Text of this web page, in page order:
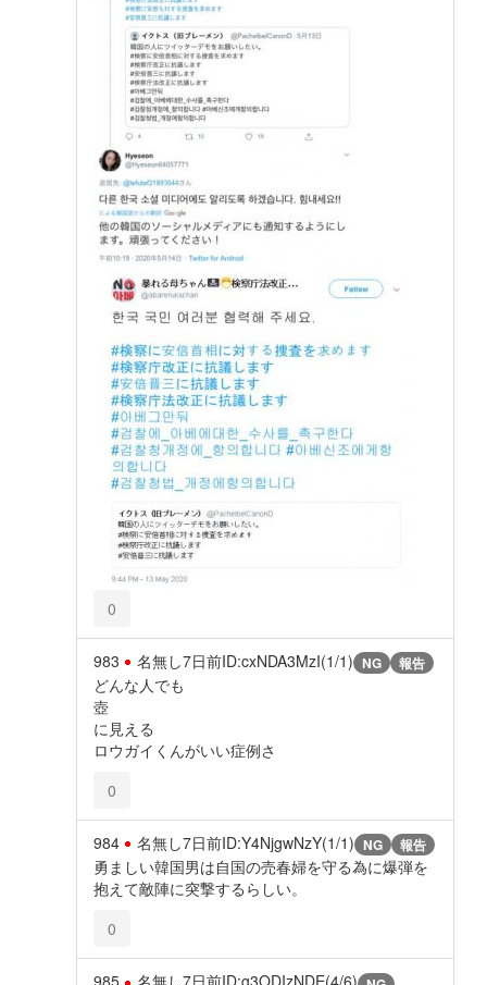
0
983 名無し7日前ID:cxNDA3MzI(1/1) NG 報告
どんな人でも
壺
に見える
ロウガイくんがいい症例さ
0
984 名無し7日前ID:Y4NjgwNzY(1/1) NG 報告
勇ましい韓国男は自国の売春婦を守る為に爆弾を
抱えて敵陣に突撃するらしい。
0